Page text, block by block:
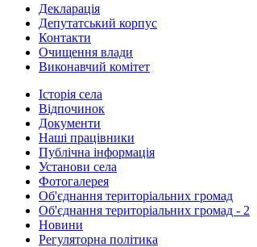
Декларація
Депутатський корпус
Контакти
Очищення влади
Виконавчий комітет
Історія села
Відпочинок
Документи
Наші працівники
Публічна інформація
Установи села
Фотогалерея
Об'єднання територіальних громад
Об'єднання територіальних громад - 2
Новини
Регуляторна політика